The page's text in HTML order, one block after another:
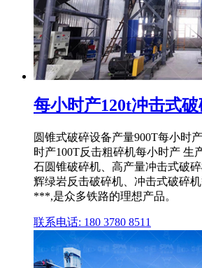
每小时产120t冲击式
圆锥式破碎设备产量900T每小时
时产100T反击粗碎机每小时产 生
石圆锥破碎机、高产量冲击式破碎
辉绿岩反击破碎机、冲击式破碎
***,是众多铁路的理想产品。
联系电话: 180 3780 8511